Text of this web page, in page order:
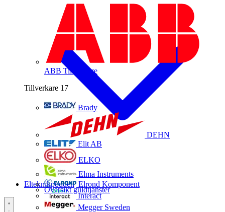
ABB Tillverkare
Tillverkare 17
Brady
DEHN
Elit AB
ELKO
Elma Instruments
Elrond Komponent
Interact
Megger Sweden
Översikt guldtjänster
Elteknikpodden